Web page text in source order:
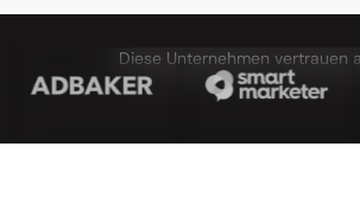
Diese Unternehmen vertrauen